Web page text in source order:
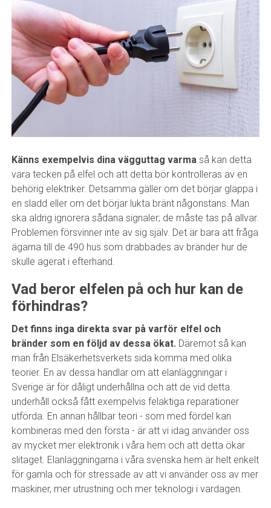
Känns exempelvis dina vägguttag varma så kan detta
vara tecken på elfel och att detta bör kontrolleras av en
behörig elektriker. Detsamma gäller om det börjar glappa i
en sladd eller om det börjar lukta bränt någonstans. Man
ska aldrig ignorera sådana signaler; de måste tas på allvar.
Problemen försvinner inte av sig själv. Det är bara att fråga
ägarna till de 490 hus som drabbades av bränder hur de
skulle agerat i efterhand.
Vad beror elfelen på och hur kan de
förhindras?
Det finns inga direkta svar på varför elfel och
bränder som en följd av dessa ökat. Däremot så kan
man från Elsäkerhetsverkets sida komma med olika
teorier. En av dessa handlar om att elanläggningar i
Sverige är för dåligt underhållna och att de vid detta
underhåll också fått exempelvis felaktiga reparationer
utförda. En annan hållbar teori - som med fördel kan
kombineras med den första - är att vi idag använder oss
av mycket mer elektronik i våra hem och att detta ökar
slitaget. Elanläggningarna i våra svenska hem är helt enkelt
för gamla och för stressade av att vi använder oss av mer
maskiner, mer utrustning och mer teknologi i vardagen.